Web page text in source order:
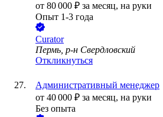
от 80 000 ₽ за месяц, на руки
Опыт 1-3 года
Curator
Пермь, р-н Свердловский
Откликнуться
Административный менеджер
от 40 000 ₽ за месяц, на руки
Без опыта